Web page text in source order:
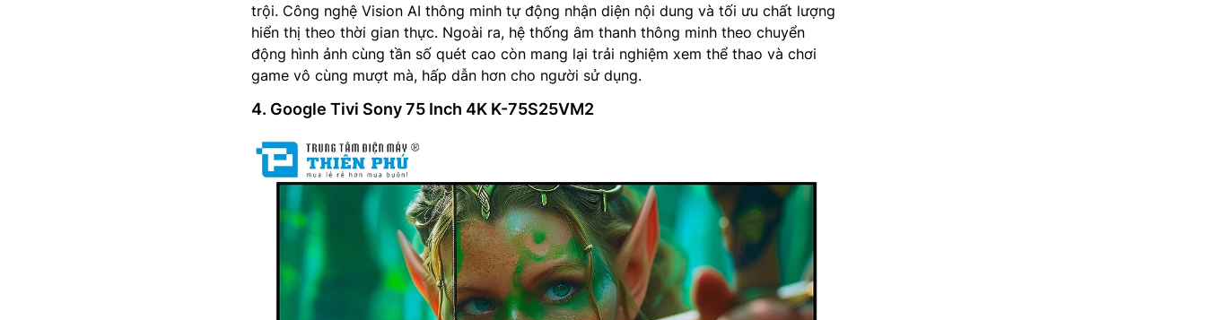
trội. Công nghệ Vision AI thông minh tự động nhận diện nội dung và tối ưu chất lượng
hiển thị theo thời gian thực. Ngoài ra, hệ thống âm thanh thông minh theo chuyển
động hình ảnh cùng tần số quét cao còn mang lại trải nghiệm xem thể thao và chơi
game vô cùng mượt mà, hấp dẫn hơn cho người sử dụng.
4. Google Tivi Sony 75 Inch 4K K-75S25VM2